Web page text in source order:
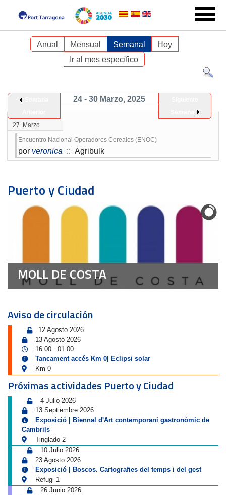
Anual Mensual Semanal
Hoy
Ir al mes específico
24 - 30 Marzo, 2025
27. Marzo
Encuentro Nacional Operadores Cereales (ENOC)
por veronica :: Agribulk
Puerto y Ciudad
MOLL DE COSTA
Aviso de circulación
12 Agosto 2026
13 Agosto 2026
16:00 - 01:00
Tancament accés Km 0| Eclipsi solar
Km 0
Próximas actividades Puerto y Ciudad
4 Julio 2026
13 Septiembre 2026
Exposició | Biennal d'Art contemporani gastronòmic de
Cambrils
Tinglado 2
10 Julio 2026
23 Agosto 2026
Exposició | Boscos. Cartografies del temps i del gest
Refugi 1
26 Junio 2026